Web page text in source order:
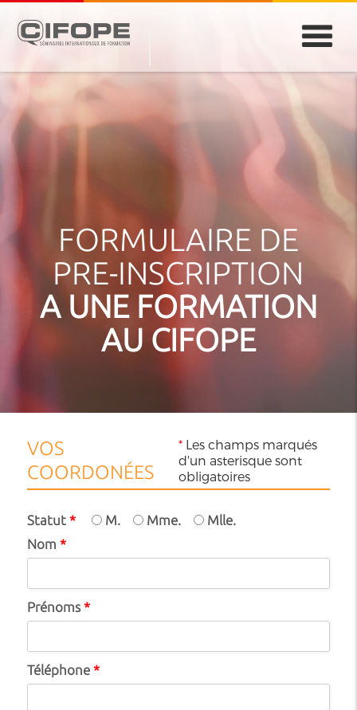
ABIDJAN
ATLANTA
CASABLANCA
JEDDAH
MONTREAL
FORMULAIRE DE
PRE-INSCRIPTION
A UNE FORMATION
AU CIFOPE
VOS
COORDONÉES
*Les champs marqués
d'un asterisque sont
obligatoires
Statut * M. Mme.
Mlle.
Nom *
Prénoms*
Téléphone *